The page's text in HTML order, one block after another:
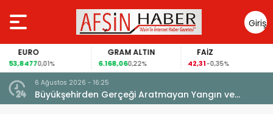
Giriş
Yap
EURO
53,84770,01%
GRAM ALTIN
6.168,060,22%
FAİZ
42,31-0,35%
6 Ağustos 2026 - 16:25
Büyükşehirden Gerçeği Aratmayan Yangın ve
Kurtarma Tatbikatı.